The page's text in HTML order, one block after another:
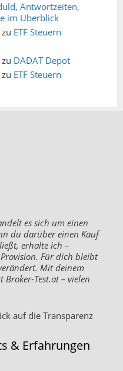
Antwortzeiten,
im Überblick
zu ETF Steuern
zu DADAT Depot
zu ETF Steuern
es sich um einen
du darüber einen Kauf
erhalte ich –
Für dich bleibt
Mit deinem
Test.at – vielen
auf die Transparenz
& Erfahrungen